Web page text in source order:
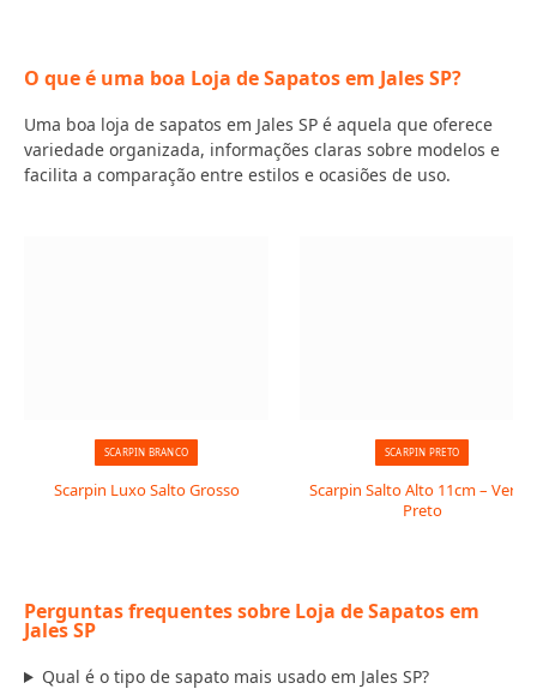
O que é uma boa Loja de Sapatos em Jales SP?
Uma boa loja de sapatos em Jales SP é aquela que oferece
variedade organizada, informações claras sobre modelos e
facilita a comparação entre estilos e ocasiões de uso.
SCARPIN BRANCO
Scarpin Luxo Salto Grosso
SCARPIN PRETO
Scarpin Salto Alto 11cm – Verniz
Preto
Perguntas frequentes sobre Loja de Sapatos em
Jales SP
Qual é o tipo de sapato mais usado em Jales SP?